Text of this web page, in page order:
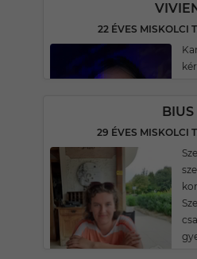
22 ÉVES MISKOLCI
BIUS
29 ÉVES MISKOLCI